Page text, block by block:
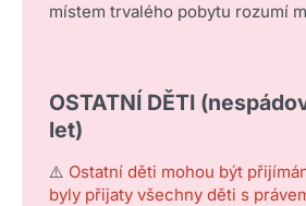
místem trvalého pobytu rozumí
OSTATNÍ DĚTI
let)
⚠️ Ostatní děti mohou být
byly přijaty všechny děti s